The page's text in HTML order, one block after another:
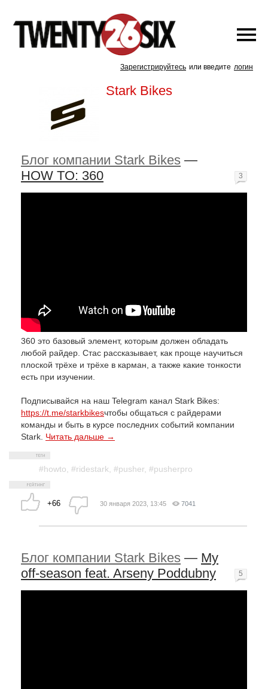
Зарегистрируйтесь или введите логин
Stark Bikes
Блог компании Stark Bikes —
HOW TO: 360
360 это базовый элемент, которым должен обладать
любой райдер. Стас рассказывает, как проще научиться
плоской трёхе и трёхе в карман, а также какие тонкости
есть при изучении.
Подписывайся на наш Telegram канал Stark Bikes:
https://t.me/starkbikesчтобы общаться с райдерами
команды и быть в курсе последних событий компании
Stark. Читать дальше →
#howto #ridestark #pusher #pusherpro
+66
3
30 января 2023, 13:45 7041
Блог компании Stark Bikes — My
off-season feat. Arseny Poddubny
5